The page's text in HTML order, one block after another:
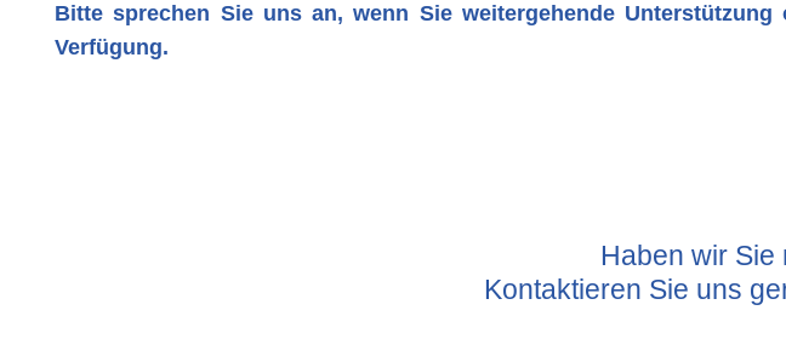
Bitte sprechen Sie uns an, wenn Sie weitergehende
Verfügung.
Haben wir Sie
Kontaktieren Sie uns